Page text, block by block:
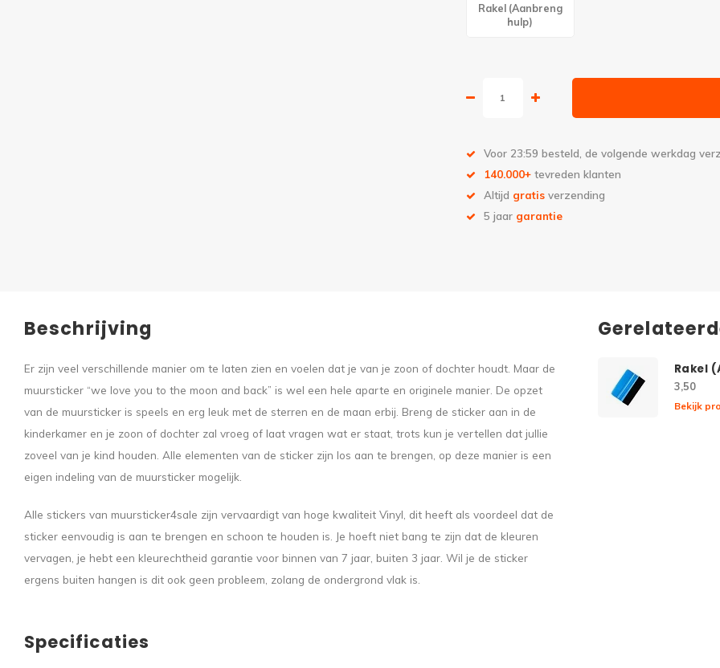
Rakel (Aanbreng
hulp)
Voor 23:59 besteld, de volgende werkdag
140.000+ tevreden klanten
Altijd gratis verzending
5 jaar garantie
Beschrijving
Er zijn veel verschillende manier om te laten zien en voelen dat je van je zoon of dochter houdt. Maar de
muursticker “we love you to the moon and back” is wel een hele aparte en originele manier. De opzet
van de muursticker is speels en erg leuk met de sterren en de maan erbij. Breng de sticker aan in de
kinderkamer en je zoon of dochter zal vroeg of laat vragen wat er staat, trots kun je vertellen dat jullie
zoveel van je kind houden. Alle elementen van de sticker zijn los aan te brengen, op deze manier is een
eigen indeling van de muursticker mogelijk.
Alle stickers van muursticker4sale zijn vervaardigt van hoge kwaliteit Vinyl, dit heeft als voordeel dat de
sticker eenvoudig is aan te brengen en schoon te houden is. Je hoeft niet bang te zijn dat de kleuren
vervagen, je hebt een kleurechtheid garantie voor binnen van 7 jaar, buiten 3 jaar. Wil je de sticker
ergens buiten hangen is dit ook geen probleem, zolang de ondergrond vlak is.
Specificaties
Rakel
3,50
Bekijk